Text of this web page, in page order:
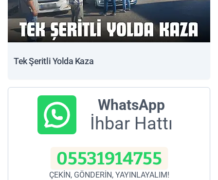
Tek Şeritli Yolda Kaza
WhatsApp
İhbar Hattı
05531914755
ÇEKİN, GÖNDERİN, YAYINLAYALIM!